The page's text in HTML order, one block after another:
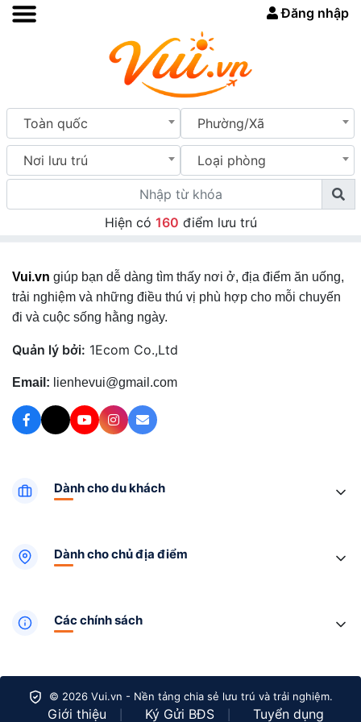
Đăng nhập
Toàn quốc Phường/Xã
Nơi lưu trú Loại phòng
Hiện có 160 điểm lưu trú
Vui.vn giúp bạn dễ dàng tìm thấy nơi ở, địa điểm ăn uống,
trải nghiệm và những điều thú vị phù hợp cho mỗi chuyến
đi và cuộc sống hằng ngày.
Quản lý bởi: 1Ecom Co.,Ltd
Email: lienhevui@gmail.com
Dành cho du khách
Dành cho chủ địa điểm
Các chính sách
© 2026 Vui.vn - Nền tảng chia sẻ lưu trú và trải nghiệm.
Giới thiệu Ký Gửi BĐS Tuyển dụng